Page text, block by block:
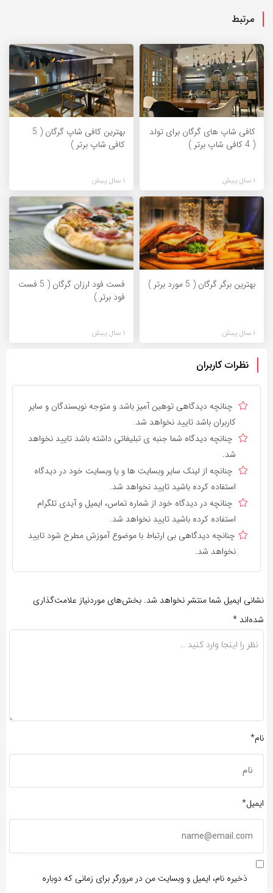
مرتبط
کافی شاپ های گرگان برای تولد
( 4 کافی شاپ برتر )
1 سال پیش
بهترین کافی شاپ گرگان ( 5
کافی شاپ برتر )
1 سال پیش
بهترین برگر گرگان ( 5 مورد برتر )
1 سال پیش
فست فود ارزان گرگان ( 5 فست
فود برتر )
1 سال پیش
نظرات کاربران
چنانچه دیدگاهی توهین آمیز باشد و متوجه نویسندگان و سایر
کاربران باشد تایید نخواهد شد.
چنانچه دیدگاه شما جنبه ی تبلیغاتی داشته باشد تایید نخواهد
شد.
چنانچه از لینک سایر وبسایت ها و یا وبسایت خود در دیدگاه
استفاده کرده باشید تایید نخواهد شد.
چنانچه در دیدگاه خود از شماره تماس، ایمیل و آیدی تلگرام
استفاده کرده باشید تایید نخواهد شد.
چنانچه دیدگاهی بی ارتباط با موضوع آموزش مطرح شود تایید
نخواهد شد.
نشانی ایمیل شما منتشر نخواهد شد. بخش‌های موردنیاز علامت‌گذاری
شده‌اند *
نام*
ایمیل*
ذخیره نام، ایمیل و وبسایت من در مرورگر برای زمانی که دوباره